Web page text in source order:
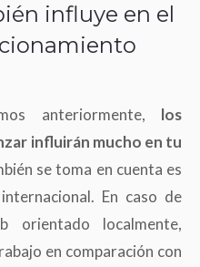
influye en el
anteriormente, los
influirán mucho en tu
se toma en cuenta es
En caso de
localmente,
en comparación con